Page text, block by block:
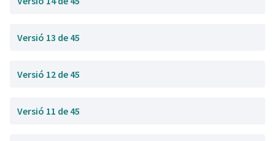
Versió 13 de 45
Versió 12 de 45
Versió 11 de 45